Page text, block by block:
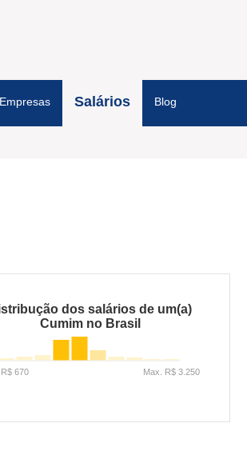
Salários Blog
dos salários de um(a)
Cumim no Brasil